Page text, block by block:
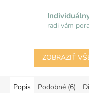
radi vám
ZOBRAZIŤ
Popis Podobné (6)